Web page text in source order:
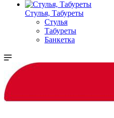
Стулья, Табуреты
Стулья
Табуреты
Банкетка